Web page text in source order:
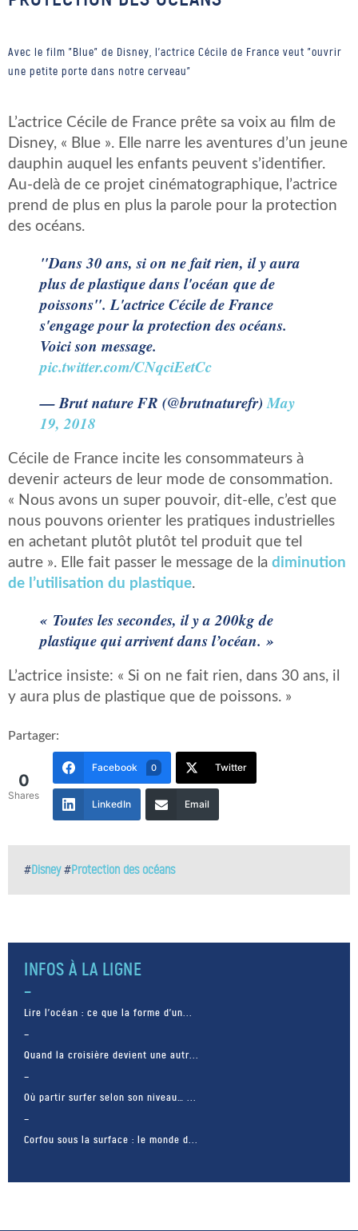
Avec le film "Blue" de Disney, l'actrice Cécile de France veut "ouvrir
une petite porte dans notre cerveau"
L’actrice Cécile de France prête sa voix au film de
Disney, « Blue ». Elle narre les aventures d’un jeune
dauphin auquel les enfants peuvent s’identifier.
Au-delà de ce projet cinématographique, l’actrice
prend de plus en plus la parole pour la protection
des océans.
"Dans 30 ans, si on ne fait rien, il y aura
plus de plastique dans l'océan que de
poissons". L'actrice Cécile de France
s'engage pour la protection des océans.
Voici son message.
pic.twitter.com/CNqciEetCc
— Brut nature FR (@brutnaturefr)May
19, 2018
Cécile de France incite les consommateurs à
devenir acteurs de leur mode de consommation.
« Nous avons un super pouvoir, dit-elle, c’est que
nous pouvons orienter les pratiques industrielles
en achetant plutôt plutôt tel produit que tel
autre ». Elle fait passer le message de la diminution
de l’utilisation du plastique.
« Toutes les secondes, il y a 200kg de
plastique qui arrivent dans l’océan. »
L’actrice insiste: « Si on ne fait rien, dans 30 ans, il
y aura plus de plastique que de poissons. »
Partager:
0
Shares
Facebook 0 Twitter
LinkedIn Email
#Disney#Protection des océans
INFOS À LA LIGNE
Lire l’océan : ce que la forme d’un...
Quand la croisière devient une autr...
Où partir surfer selon son niveau… ...
Corfou sous la surface : le monde d...